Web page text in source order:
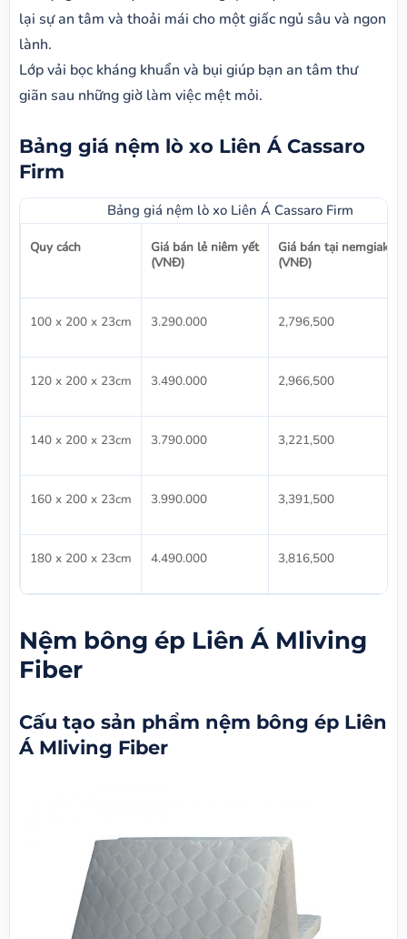
lại sự an tâm và thoải mái cho một giấc ngủ sâu và ngon
lành.
Lớp vải bọc kháng khuẩn và bụi giúp bạn an tâm thư
giãn sau những giờ làm việc mệt mỏi.
Bảng giá nệm lò xo Liên Á Cassaro
Firm
Bảng giá nệm lò xo Liên Á Cassaro Firm
Quy cách
Giá bán lẻ niêm yết
(VNĐ)
Giá bán tại
(VNĐ)
100 x 200 x 23cm 3.290.000 2,796,500
120 x 200 x 23cm 3.490.000 2,966,500
140 x 200 x 23cm 3.790.000 3,221,500
160 x 200 x 23cm 3.990.000 3,391,500
180 x 200 x 23cm 4.490.000 3,816,500
Nệm bông ép Liên Á Mliving
Fiber
Cấu tạo sản phẩm nệm bông ép Liên
Á Mliving Fiber